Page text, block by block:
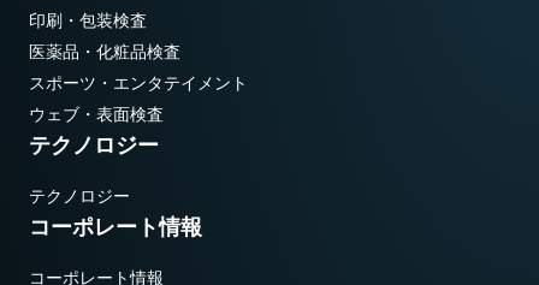
印刷・包装検査
医薬品・化粧品検査
スポーツ・エンタテイメント
ウェブ・表面検査
テクノロジー
テクノロジー
コーポレート情報
コーポレート情報